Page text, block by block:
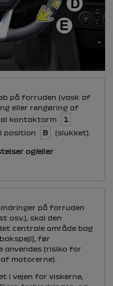
på forruden (vask af
eller rengøring af
kontaktarm
1
position
B (slukket).
og/eller
på forruden
osv.), skal den
centrale område bag
før
anvendes (risiko for
motorerne).
i vejen for viskerne,